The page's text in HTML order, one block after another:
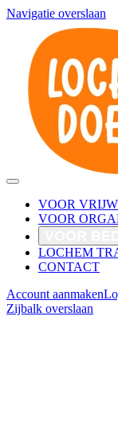
Navigatie overslaan
VOOR
VOOR
LOCHEM
CONTACT
Account aanmaken
Zijbalk overslaan